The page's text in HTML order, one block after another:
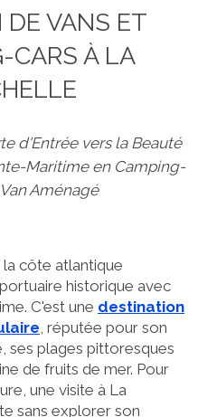
DE VANS ET
CARS À LA
d'Entrée vers la Beauté
Maritime en Camping-
Aménagé
côte atlantique
historique avec
C'est une destination
, réputée pour son
ses plages pittoresques
de fruits de mer. Pour
une visite à La
sans explorer son